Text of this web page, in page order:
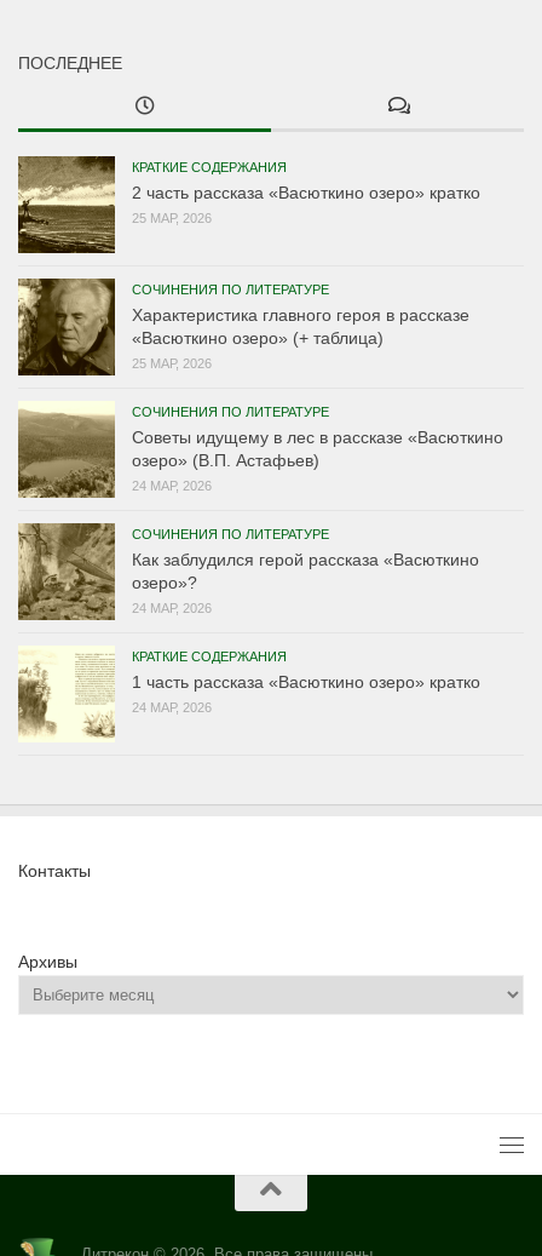
ПОСЛЕДНЕЕ
КРАТКИЕ СОДЕРЖАНИЯ
2 часть рассказа «Васюткино озеро» кратко
25 МАР, 2026
СОЧИНЕНИЯ ПО ЛИТЕРАТУРЕ
Характеристика главного героя в рассказе
«Васюткино озеро» (+ таблица)
25 МАР, 2026
СОЧИНЕНИЯ ПО ЛИТЕРАТУРЕ
Советы идущему в лес в рассказе «Васюткино
озеро» (В.П. Астафьев)
24 МАР, 2026
СОЧИНЕНИЯ ПО ЛИТЕРАТУРЕ
Как заблудился герой рассказа «Васюткино
озеро»?
24 МАР, 2026
КРАТКИЕ СОДЕРЖАНИЯ
1 часть рассказа «Васюткино озеро» кратко
24 МАР, 2026
Контакты
Архивы